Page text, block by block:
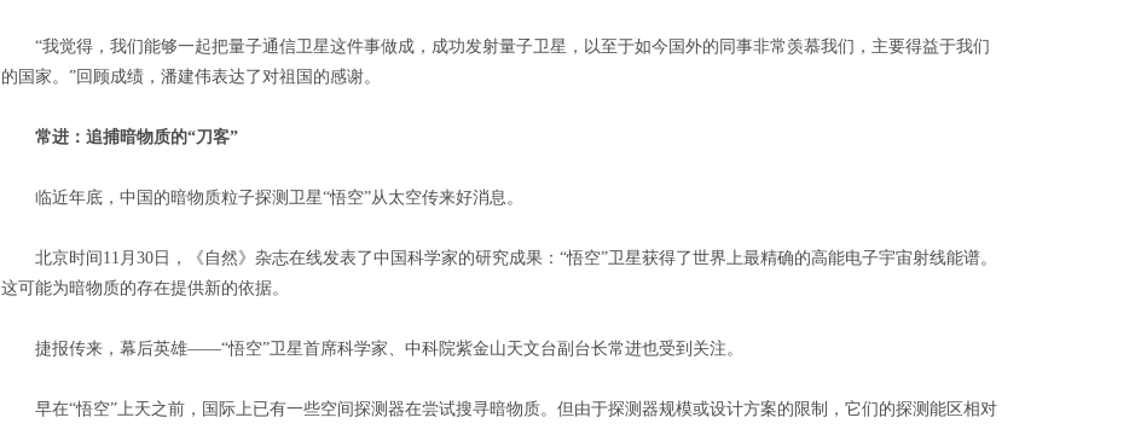
“我觉得，我们能够一起把量子通信卫星这件事做成，成功发射量子卫星，以至于如今国外的同事非常羡慕我们，主要得益于我们
的国家。”回顾成绩，潘建伟表达了对祖国的感谢。
常进：追捕暗物质的“刀客”
临近年底，中国的暗物质粒子探测卫星“悟空”从太空传来好消息。
北京时间11月30日，《自然》杂志在线发表了中国科学家的研究成果：“悟空”卫星获得了世界上最精确的高能电子宇宙射线能谱。
这可能为暗物质的存在提供新的依据。
捷报传来，幕后英雄——“悟空”卫星首席科学家、中科院紫金山天文台副台长常进也受到关注。
早在“悟空”上天之前，国际上已有一些空间探测器在尝试搜寻暗物质。但由于探测器规模或设计方案的限制，它们的探测能区相对